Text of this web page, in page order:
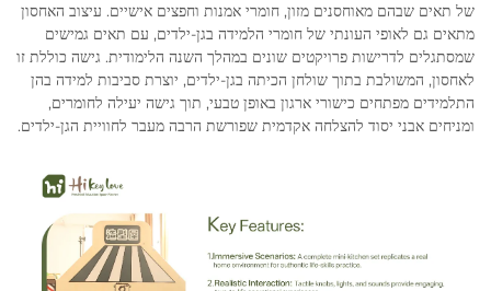
של תאים שבהם מאוחסנים מזון, חומרי אמנות וחפצים אישיים. עיצוב האחסון
מתאים גם לאופי העונתי של חומרי הלמידה בגן-ילדים, עם תאים גמישים
שמסתגלים לדרישות פרויקטים שונים במהלך השנה הלימודית. גישה כוללת זו
לאחסון, המשולבת בתוך שולחן הכיתה בגן-ילדים, יוצרת סביבות למידה בהן
התלמידים מפתחים כישורי ארגון באופן טבעי, תוך גישה יעילה לחומרים,
ומניחים אבני יסוד להצלחה אקדמית שפורשת הרבה מעבר לחוויית הגן-ילדים.